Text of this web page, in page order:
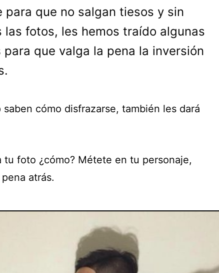
para que no salgan tiesos y sin
las fotos, les hemos traído algunas
que valga la pena la inversión
cómo disfrazarse, también les dará
tu foto ¿cómo? Métete en tu personaje,
atrás.